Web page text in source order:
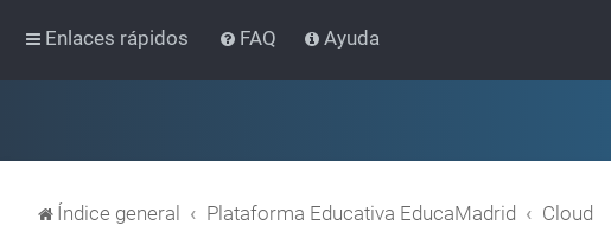
Enlaces rápidos FAQ Ayuda
Índice general Plataforma Educativa EducaMadrid Cloud